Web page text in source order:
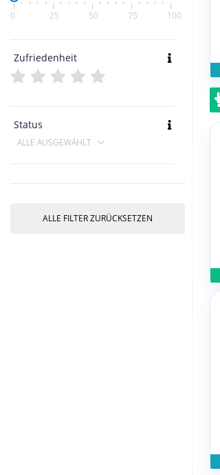
0 25 50 75 100
Zufriedenheit
Status
ALLE AUSGEWÄHLT
ALLE FILTER ZURÜCKSETZEN